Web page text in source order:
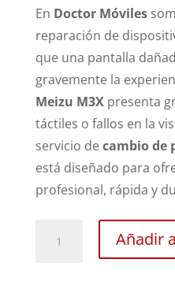
En Doctor Móviles
reparación de
que una pantalla
gravemente la
Meizu M3Xpresenta
táctiles o fallos en la
servicio decambio de
está diseñado para
profesional, rápida y
Añadir